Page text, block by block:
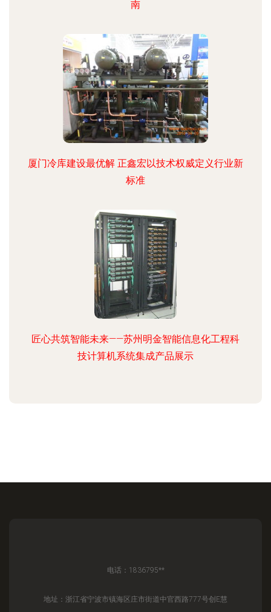
南
厦门冷库建设最优解 正鑫宏以技术权威定义行业新
标准
匠心共筑智能未来——苏州明金智能信息化工程科
技计算机系统集成产品展示
电话：1836795**
地址：浙江省宁波市镇海区庄市街道中官西路777号创E慧